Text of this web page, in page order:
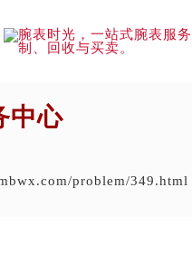
中心
problem/349.html